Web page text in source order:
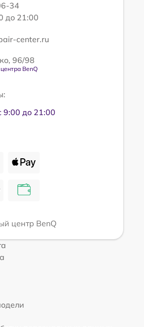
34
до 21:00
center.ru
96/98
BenQ
9:00 до 21:00
центр BenQ